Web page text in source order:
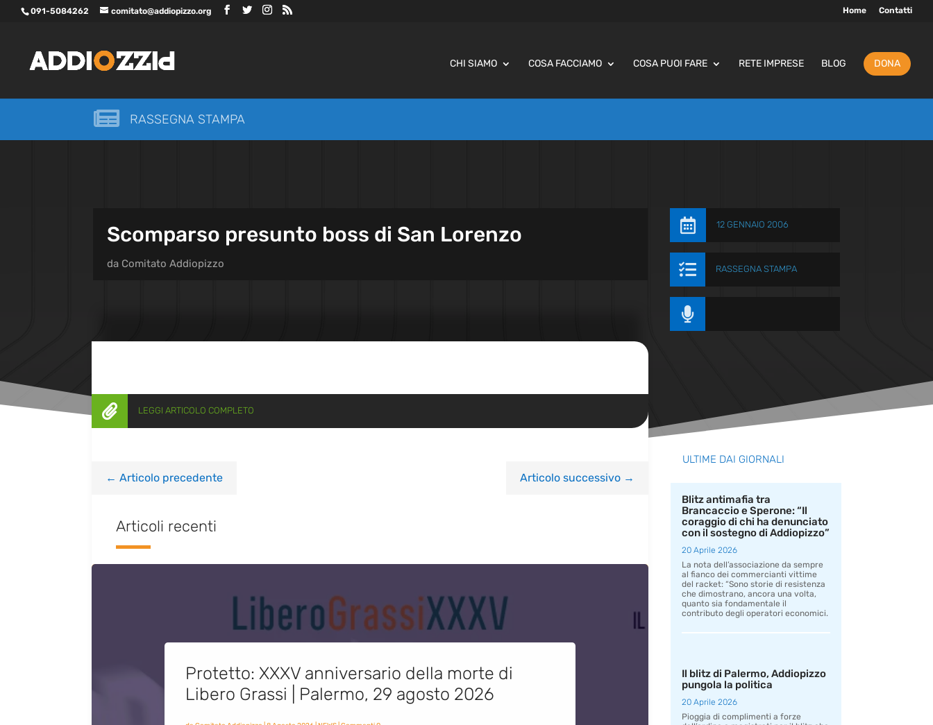
091-5084262 comitato@addiopizzo.org Home Contatti
CHI SIAMO COSA FACCIAMO COSA PUOI FARE RETE IMPRESE BLOG DONA
 RASSEGNA STAMPA
Scomparso presunto boss di San Lorenzo
da Comitato Addiopizzo
 12 GENNAIO 2006
 RASSEGNA STAMPA

 LEGGI ARTICOLO COMPLETO
← Articolo precedente Articolo successivo→
Articoli recenti
Protetto: XXXV anniversario della morte di
Libero Grassi | Palermo, 29 agosto 2026
ULTIME DAI GIORNALI
Blitz antimafia tra
Brancaccio e Sperone: “Il
coraggio di chi ha denunciato
con il sostegno di Addiopizzo”
20 Aprile 2026
La nota dell’associazione da sempre
al fianco dei commercianti vittime
del racket: “Sono storie di resistenza
che dimostrano, ancora una volta,
quanto sia fondamentale il
contributo degli operatori economici.
Il blitz di Palermo, Addiopizzo
pungola la politica
20 Aprile 2026
Pioggia di complimenti a forze